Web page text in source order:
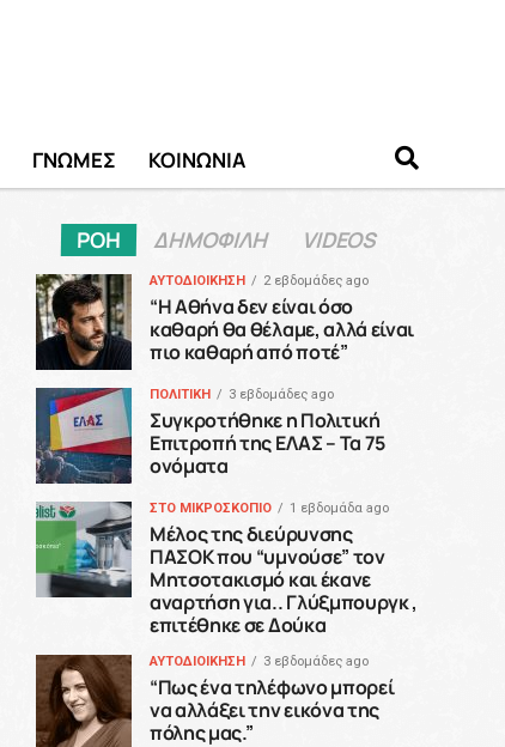
ΓΝΩΜΕΣ ΚΟΙΝΩΝΙΑ
ΡΟΗ ΔΗΜΟΦΙΛΗ VIDEOS
ΑΥΤΟΔΙΟΙΚΗΣΗ 2 εβδομάδες ago
“H Αθήνα δεν είναι όσο
καθαρή θα θέλαμε, αλλά είναι
πιο καθαρή από ποτέ”
ΠΟΛΙΤΙΚΗ 3 εβδομάδες ago
Συγκροτήθηκε η Πολιτική
Επιτροπή της ΕΛΑΣ – Τα 75
ονόματα
ΣΤΟ ΜΙΚΡΟΣΚΟΠΙΟ 1 εβδομάδα ago
Μέλος της διεύρυνσης
ΠΑΣΟΚ που “υμνούσε” τον
Μητσοτακισμό και έκανε
αναρτήση για.. Γλύξμπουργκ ,
επιτέθηκε σε Δούκα
ΑΥΤΟΔΙΟΙΚΗΣΗ 3 εβδομάδες ago
“Πως ένα τηλέφωνο μπορεί
να αλλάξει την εικόνα της
πόλης μας.”